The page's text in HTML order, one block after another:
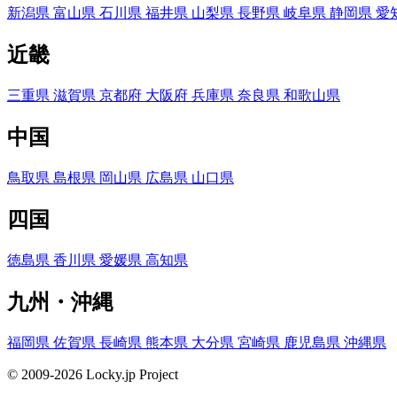
新潟県 富山県 石川県 福井県 山梨県 長野県 岐阜県 静岡県 愛
近畿
三重県 滋賀県 京都府 大阪府 兵庫県 奈良県 和歌山県
中国
鳥取県 島根県 岡山県 広島県 山口県
四国
徳島県 香川県 愛媛県 高知県
九州・沖縄
福岡県 佐賀県 長崎県 熊本県 大分県 宮崎県 鹿児島県 沖縄県
© 2009-2026 Locky.jp Project